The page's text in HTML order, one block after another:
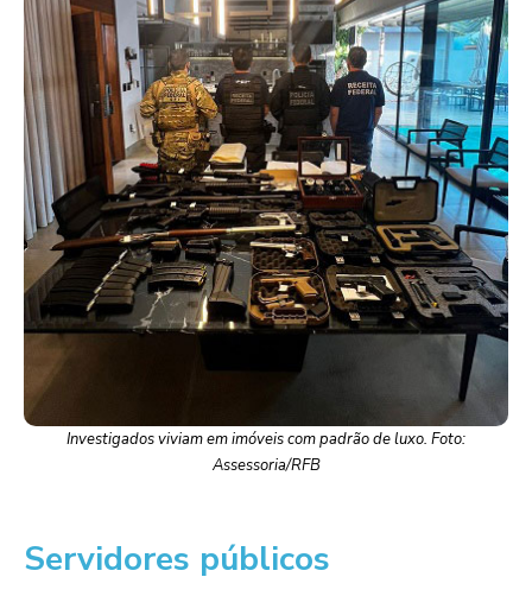
Investigados viviam em imóveis com padrão de luxo. Foto:
Assessoria/RFB
Servidores públicos